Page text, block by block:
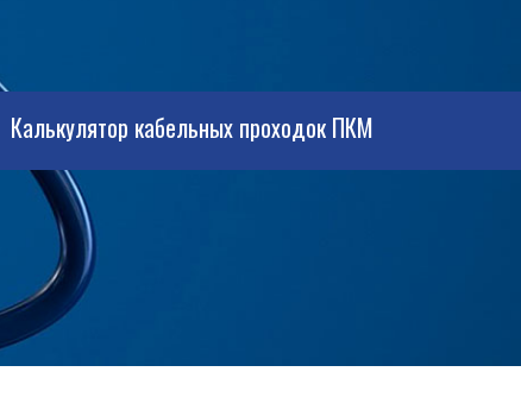
Калькулятор кабельных проходок ПКМ